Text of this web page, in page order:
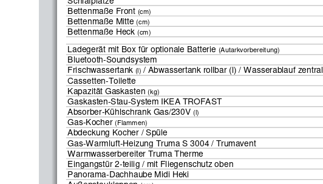
Bettenmaße Front (cm)
Bettenmaße Mitte (cm)
Bettenmaße Heck (cm)
Ladegerät mit Box für optionale Batterie (Autarkvorbereitung)
Bluetooth-Soundsystem
Frischwassertank (l) / Abwassertank rollbar (l) / Wasserablauf zentral
Cassetten-Toilette
Kapazität Gaskasten (kg)
Gaskasten-Stau-System IKEA TROFAST
Absorber-Kühlschrank Gas/230V (l)
Gas-Kocher (Flammen)
Abdeckung Kocher / Spüle
Gas-Warmluft-Heizung Truma S 3004 / Trumavent
Warmwasserbereiter Truma Therme
Eingangstür 2-teilig / mit Fliegenschutz oben
Panorama-Dachhaube Midi Heki